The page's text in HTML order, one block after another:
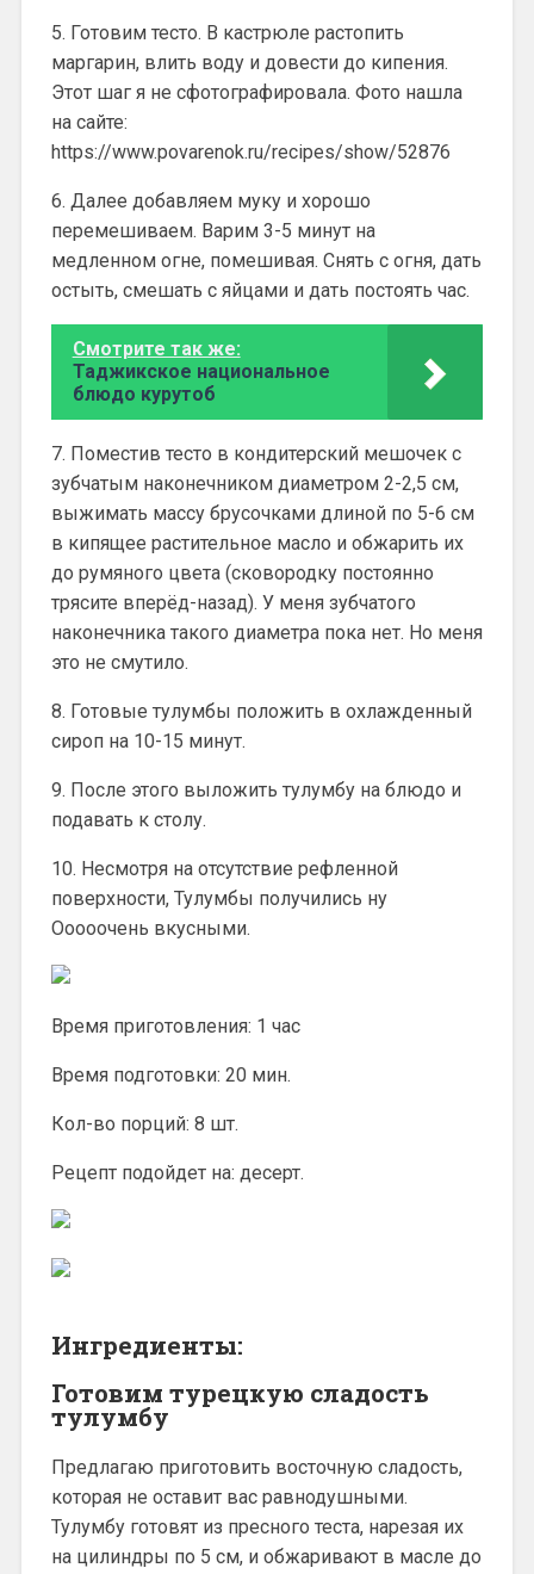
5. Готовим тесто. В кастрюле растопить
маргарин, влить воду и довести до кипения.
Этот шаг я не сфотографировала. Фото нашла
на сайте:
https://www.povarenok.ru/recipes/show/52876
6. Далее добавляем муку и хорошо
перемешиваем. Варим 3-5 минут на
медленном огне, помешивая. Снять с огня, дать
остыть, смешать с яйцами и дать постоять час.
Смотрите так же:
Таджикское национальное
блюдо курутоб
7. Поместив тесто в кондитерский мешочек с
зубчатым наконечником диаметром 2-2,5 см,
выжимать массу брусочками длиной по 5-6 см
в кипящее растительное масло и обжарить их
до румяного цвета (сковородку постоянно
трясите вперёд-назад). У меня зубчатого
наконечника такого диаметра пока нет. Но меня
это не смутило.
8. Готовые тулумбы положить в охлажденный
сироп на 10-15 минут.
9. После этого выложить тулумбу на блюдо и
подавать к столу.
10. Несмотря на отсутствие рефленной
поверхности, Тулумбы получились ну
Ооооочень вкусными.
Время приготовления: 1 час
Время подготовки: 20 мин.
Кол-во порций: 8 шт.
Рецепт подойдет на: десерт.
Ингредиенты:
Готовим турецкую сладость
тулумбу
Предлагаю приготовить восточную сладость,
которая не оставит вас равнодушными.
Тулумбу готовят из пресного теста, нарезая их
на цилиндры по 5 см, и обжаривают в масле до